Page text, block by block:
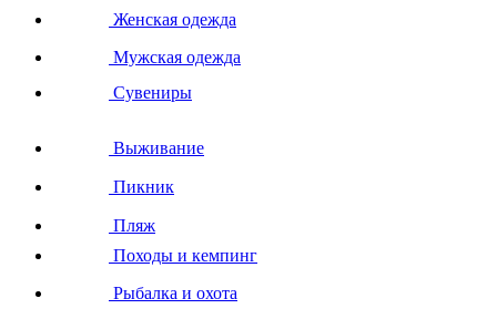
Женская одежда
Мужская одежда
Сувениры
Выживание
Пикник
Пляж
Походы и кемпинг
Рыбалка и охота